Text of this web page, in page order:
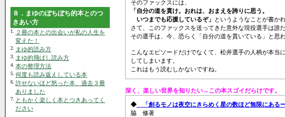
８．まゆのぼちぼち的本とのつ
きあい方
1.
２冊の本との出会いが私の人生を
変えた！
2. まゆ的読み方
3. まゆ的飛ばし読み方
4. 本の整理方法
5. 何度も読み返えしている本
6. 許せないほど怒った本、過去３冊
ありました
7.
ともかく楽しく本とつきあってく
ださい
そのファックスには、
「自分の道を貫け。おれは、おまえを誇りに思う。
いつまでも応援しているぞ」 というようなことが書か
さて、このファックスを送ってきた意外な現役選手は誰
その選手は、今、恐らく「自分の道を貫いている」と思
こんなエピソードだけでなくて、松井選手の人柄が本当
してしまいます。
これはもう読むしかないですね。
深く、楽しい世界を知りたい→この本スゴイだらけです。
◆ 「創るモノは夜空にきらめく星の数ほど無限にあるー
脇 修著